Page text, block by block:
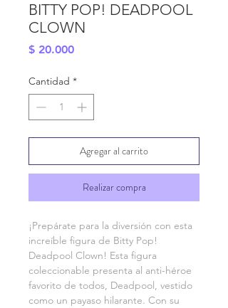
BITTY POP! DEADPOOL
CLOWN
$ 20.000Precio
Cantidad *
Agregar al carrito
Realizar compra
¡Prepárate para la diversión con esta
increíble figura de Bitty Pop!
Deadpool Clown! Esta figura
coleccionable presenta al anti-héroe
favorito de todos, Deadpool, vestido
como un payaso hilarante. Con su